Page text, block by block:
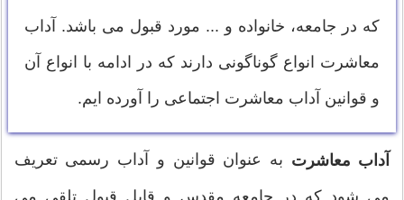
که در جامعه، خانواده و ... مورد قبول می باشد. آداب
معاشرت انواع گوناگونی دارند که در ادامه با انواع آن
و قوانین آداب معاشرت اجتماعی را آورده ایم.
آداب معاشرت به عنوان قوانین و آداب رسمی تعریف
می شود که در جامعه مقدس و قابل قبول تلقی می